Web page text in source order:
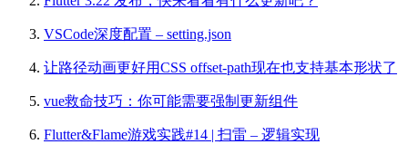
VSCode深度配置 – setting.json
让路径动画更好用CSS offset-path现在也支持基本形状了
vue救命技巧：你可能需要强制更新组件
Flutter&Flame游戏实践#14 | 扫雷 – 逻辑实现